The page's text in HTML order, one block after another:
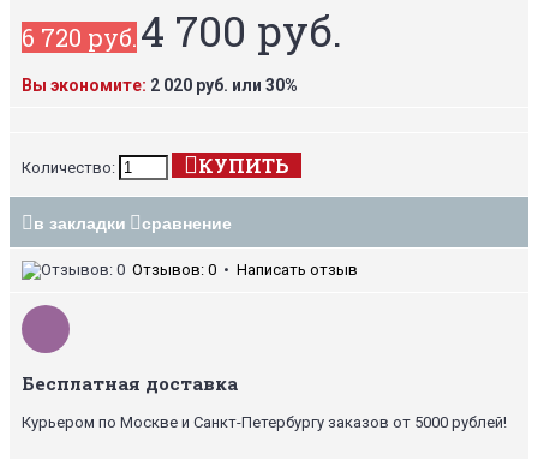
6 720 руб.4 700 руб.
Вы экономите: 2 020 руб. или 30%
Количество: КУПИТЬ
в закладки сравнение
Отзывов: 0 • Написать отзыв
Бесплатная доставка
Курьером по Москве и Санкт-Петербургу заказов от 5000 рублей!